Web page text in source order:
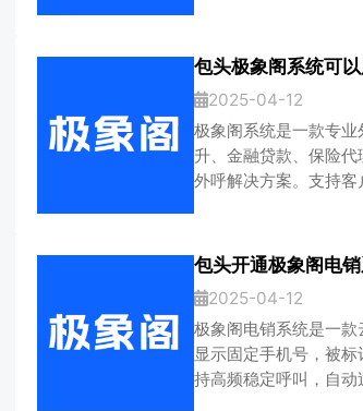
包头极象阁系统可
2025-04-12
极象阁系统是一款专
升、金融贷款、保险
外呼解决方案。支持
包头开通极象阁电
2025-04-12
极象阁电销系统是一
显示固定手机号，被
持高频稳定呼叫，自